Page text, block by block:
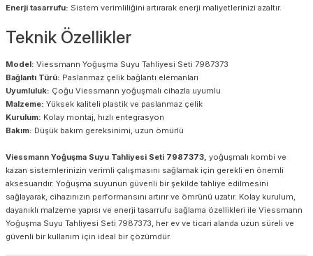
Enerji tasarrufu: Sistem verimliliğini artırarak enerji maliyetlerinizi azaltır.
Teknik Özellikler
Model: Viessmann Yoğuşma Suyu Tahliyesi Seti 7987373
Bağlantı Türü: Paslanmaz çelik bağlantı elemanları
Uyumluluk: Çoğu Viessmann yoğuşmalı cihazla uyumlu
Malzeme: Yüksek kaliteli plastik ve paslanmaz çelik
Kurulum: Kolay montaj, hızlı entegrasyon
Bakım: Düşük bakım gereksinimi, uzun ömürlü
Viessmann Yoğuşma Suyu Tahliyesi Seti 7987373, yoğuşmalı kombi ve
kazan sistemlerinizin verimli çalışmasını sağlamak için gerekli en önemli
aksesuarıdır. Yoğuşma suyunun güvenli bir şekilde tahliye edilmesini
sağlayarak, cihazınızın performansını artırır ve ömrünü uzatır. Kolay kurulum,
dayanıklı malzeme yapısı ve enerji tasarrufu sağlama özellikleri ile Viessmann
Yoğuşma Suyu Tahliyesi Seti 7987373, her ev ve ticari alanda uzun süreli ve
güvenli bir kullanım için ideal bir çözümdür.